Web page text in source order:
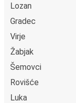
Lozan
Gradec
Virje
Žabjak
Šemovci
Rovišće
Luka